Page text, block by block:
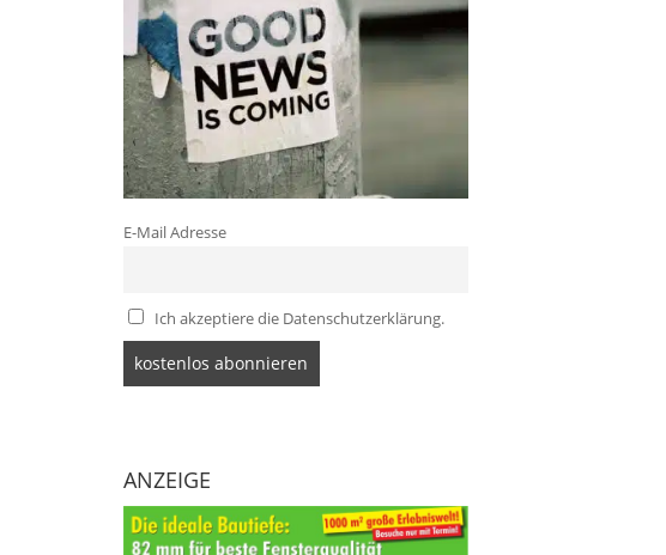
E-Mail Adresse
Ich akzeptiere die Datenschutzerklärung.
ANZEIGE